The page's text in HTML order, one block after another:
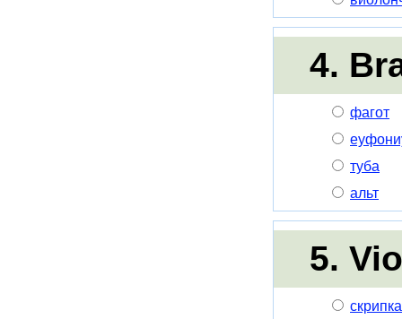
4.
фагот
туба
альт
5.
скрипка